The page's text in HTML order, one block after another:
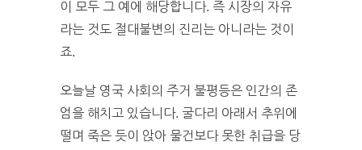
이 모두 그 예에 해당합니다. 즉 시장의 자유
라는 것도 절대불변의 진리는 아니라는 것이
죠.
오늘날 영국 사회의 주거 불평등은 인간의 존
엄을 해치고 있습니다. 굴다리 아래서 추위에
떨며 죽은 듯이 앉아 물건보다 못한 취급을 당